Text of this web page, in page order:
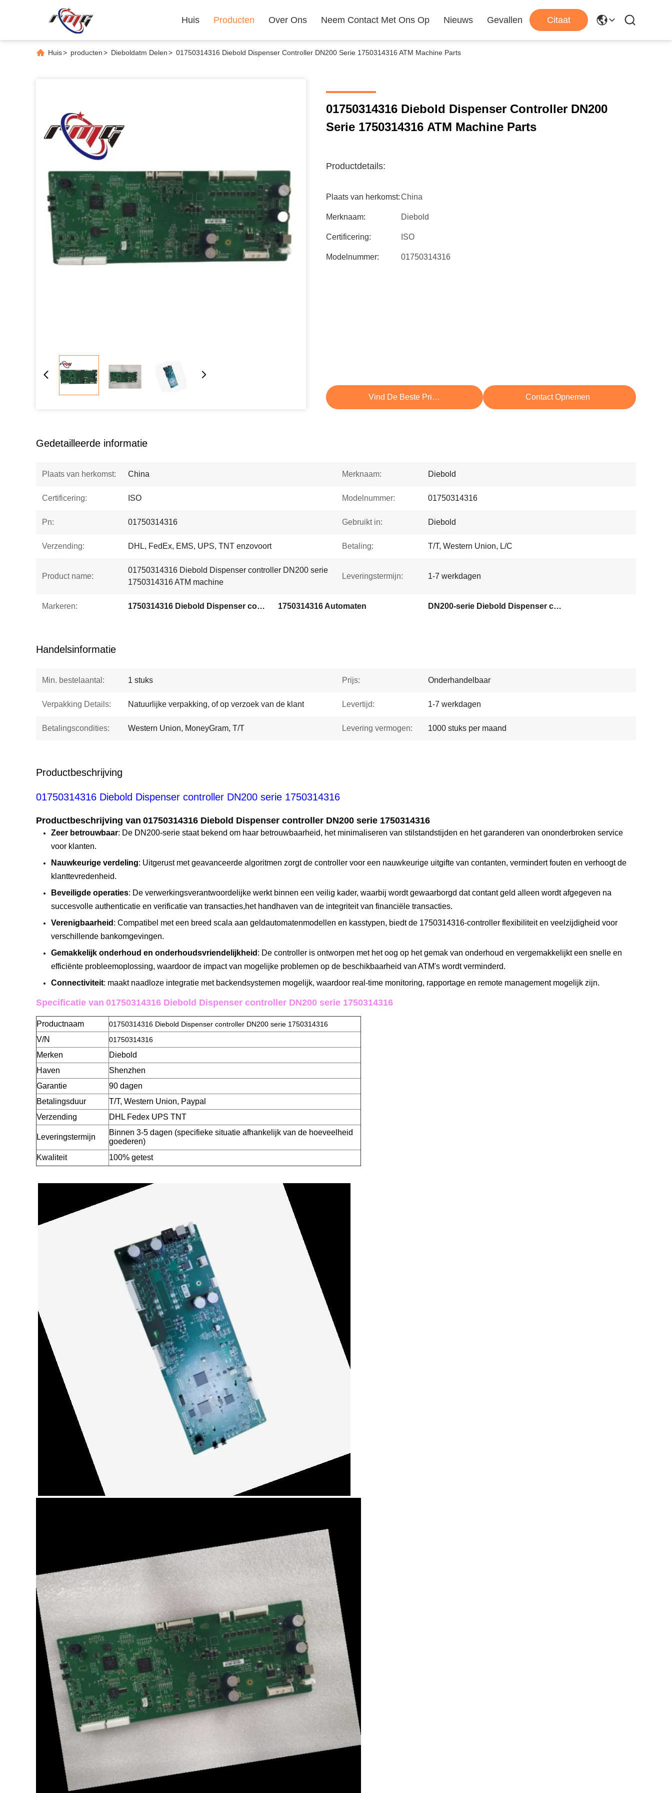
Huis Producten Over Ons Neem Contact Met Ons Op Nieuws Gevallen Citaat
Huis> producten> Dieboldatm Delen> 01750314316 Diebold Dispenser Controller DN200 Serie 1750314316 ATM Machine Parts
01750314316 Diebold Dispenser Controller DN200
Serie 1750314316 ATM Machine Parts
Productdetails:
Plaats van herkomst:China
Merknaam: Diebold
Certificering: ISO
Modelnummer: 01750314316
Vind De Beste Prijs Contact Opnemen
Gedetailleerde informatie
Plaats van herkomst: China Merknaam: Diebold
Certificering: ISO Modelnummer: 01750314316
Pn: 01750314316 Gebruikt in: Diebold
Verzending: DHL, FedEx, EMS, UPS, TNT enzovoort Betaling: T/T, Western Union, L/C
Product name:
01750314316 Diebold Dispenser controller DN200 serie
1750314316 ATM machine
Leveringstermijn: 1-7 werkdagen
Markeren: 1750314316 Diebold Dispenser controller 1750314316 Automaten DN200-serie Diebold Dispenser controller
Handelsinformatie
Min. bestelaantal: 1 stuks Prijs: Onderhandelbaar
Verpakking Details: Natuurlijke verpakking, of op verzoek van de klant Levertijd: 1-7 werkdagen
Betalingscondities: Western Union, MoneyGram, T/T Levering vermogen: 1000 stuks per maand
Productbeschrijving
01750314316 Diebold Dispenser controller DN200 serie 1750314316
Productbeschrijving van 01750314316 Diebold Dispenser controller DN200 serie 1750314316
Zeer betrouwbaar: De DN200-serie staat bekend om haar betrouwbaarheid, het minimaliseren van stilstandstijden en het garanderen van ononderbroken service
voor klanten.
Nauwkeurige verdeling: Uitgerust met geavanceerde algoritmen zorgt de controller voor een nauwkeurige uitgifte van contanten, vermindert fouten en verhoogt de
klanttevredenheid.
Beveiligde operaties: De verwerkingsverantwoordelijke werkt binnen een veilig kader, waarbij wordt gewaarborgd dat contant geld alleen wordt afgegeven na
succesvolle authenticatie en verificatie van transacties,het handhaven van de integriteit van financiële transacties.
Verenigbaarheid : Compatibel met een breed scala aan geldautomatenmodellen en kasstypen, biedt de 1750314316-controller flexibiliteit en veelzijdigheid voor
verschillende bankomgevingen.
Gemakkelijk onderhoud en onderhoudsvriendelijkheid : De controller is ontworpen met het oog op het gemak van onderhoud en vergemakkelijkt een snelle en
efficiënte probleemoplossing, waardoor de impact van mogelijke problemen op de beschikbaarheid van ATM's wordt verminderd.
Connectiviteit: maakt naadloze integratie met backendsystemen mogelijk, waardoor real-time monitoring, rapportage en remote management mogelijk zijn.
Specificatie van 01750314316 Diebold Dispenser controller DN200 serie 1750314316
Productnaam 01750314316 Diebold Dispenser controller DN200 serie 1750314316
V/N 01750314316
Merken
Diebold
Haven
Shenzhen
Garantie
90 dagen
Betalingsduur
T/T, Western Union, Paypal
Verzending
DHL Fedex UPS TNT
Leveringstermijn
Binnen 3-5 dagen (specifieke situatie afhankelijk van de hoeveelheid
goederen)
Kwaliteit
100% getest